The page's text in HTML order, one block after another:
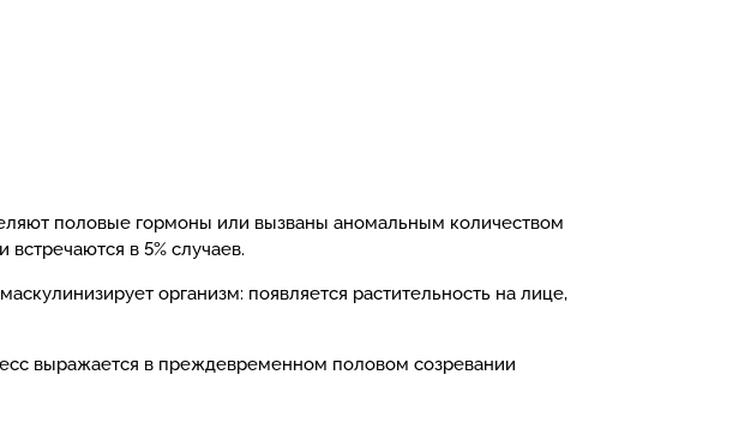
половые гормоны или вызваны аномальным количеством
в 5% случаев.
организм: появляется растительность на лице,
выражается в преждевременном половом созревании